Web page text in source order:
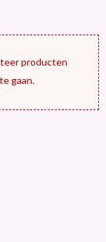
producten
gaan.